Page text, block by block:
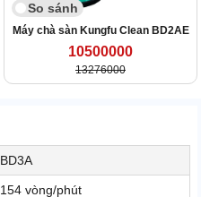
So sánh
Máy chà sàn Kungfu Clean BD2AE
10500000
13276000
BD3A
154 vòng/phút